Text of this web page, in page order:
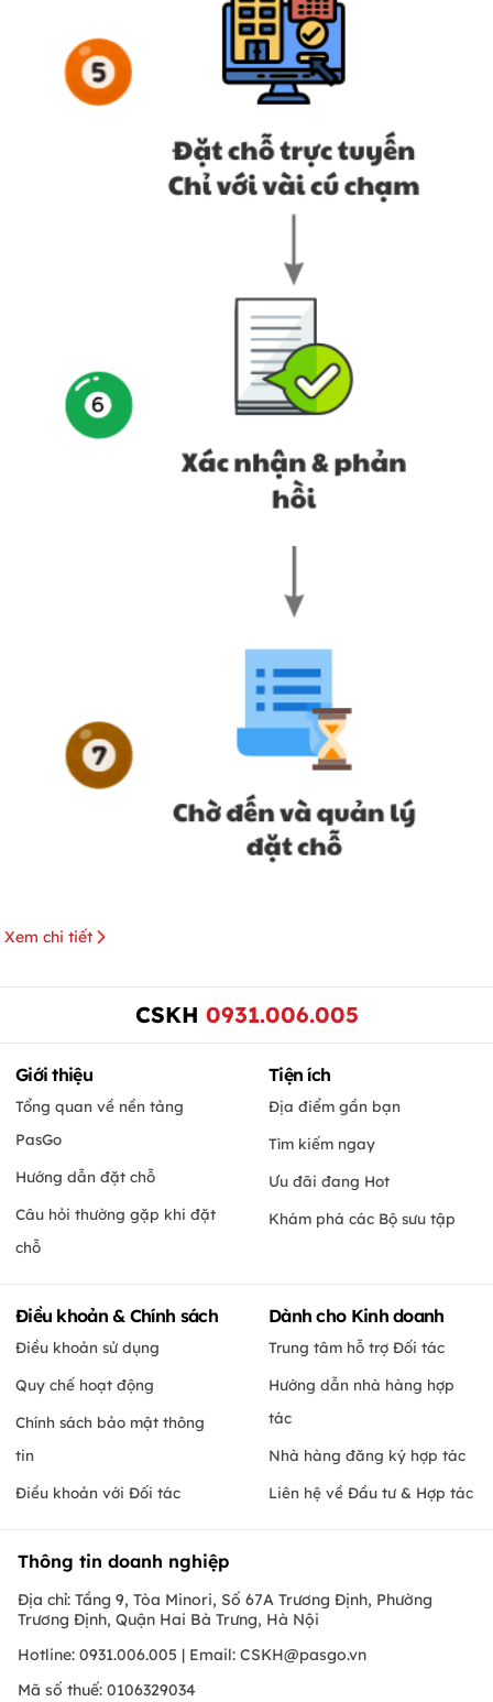
Xem chi tiết
CSKH 0931.006.005
Giới thiệu
Tổng quan về nền tảng
PasGo
Hướng dẫn đặt chỗ
Câu hỏi thường gặp khi đặt
chỗ
Tiện ích
Địa điểm gần bạn
Tìm kiếm ngay
Ưu đãi đang Hot
Khám phá các Bộ sưu tập
Điều khoản & Chính sách
Điều khoản sử dụng
Quy chế hoạt động
Chính sách bảo mật thông
tin
Điều khoản với Đối tác
Dành cho Kinh doanh
Trung tâm hỗ trợ Đối tác
Hướng dẫn nhà hàng hợp
tác
Nhà hàng đăng ký hợp tác
Liên hệ về Đầu tư & Hợp tác
Thông tin doanh nghiệp
Địa chỉ: Tầng 9, Tòa Minori, Số 67A Trương Định, Phường
Trương Định, Quận Hai Bà Trưng, Hà Nội
Hotline: 0931.006.005 | Email: CSKH@pasgo.vn
Mã số thuế: 0106329034